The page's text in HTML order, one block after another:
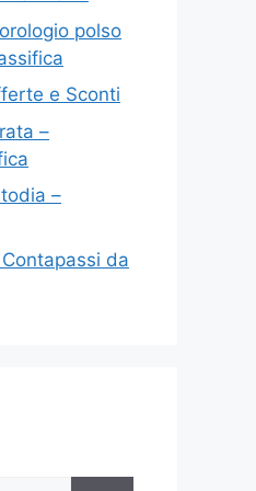
polso
e Sconti
–
–
da